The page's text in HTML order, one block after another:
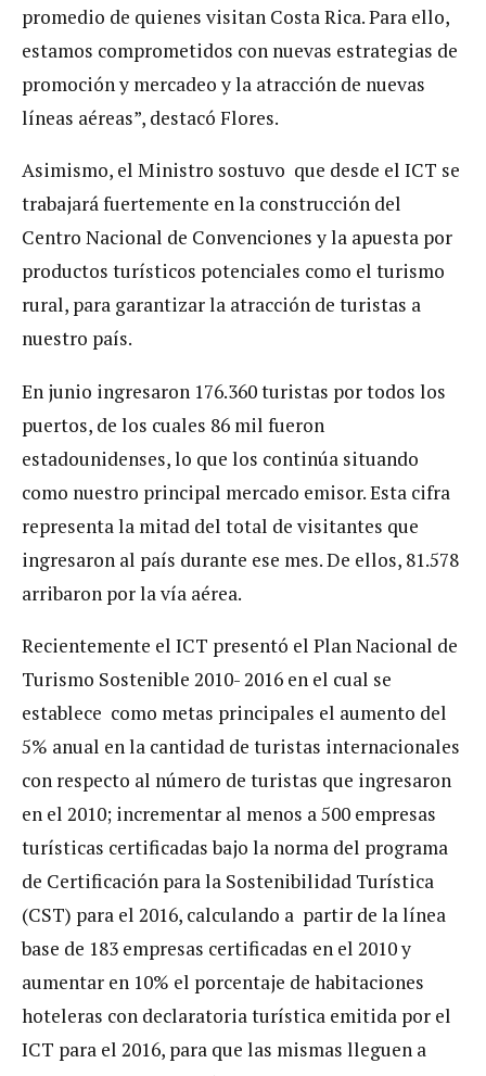
promedio de quienes visitan Costa Rica. Para ello,
estamos comprometidos con nuevas estrategias de
promoción y mercadeo y la atracción de nuevas
líneas aéreas”, destacó Flores.
Asimismo, el Ministro sostuvo que desde el ICT se
trabajará fuertemente en la construcción del
Centro Nacional de Convenciones y la apuesta por
productos turísticos potenciales como el turismo
rural, para garantizar la atracción de turistas a
nuestro país.
En junio ingresaron 176.360 turistas por todos los
puertos, de los cuales 86 mil fueron
estadounidenses, lo que los continúa situando
como nuestro principal mercado emisor. Esta cifra
representa la mitad del total de visitantes que
ingresaron al país durante ese mes. De ellos, 81.578
arribaron por la vía aérea.
Recientemente el ICT presentó el Plan Nacional de
Turismo Sostenible 2010- 2016 en el cual se
establece como metas principales el aumento del
5% anual en la cantidad de turistas internacionales
con respecto al número de turistas que ingresaron
en el 2010; incrementar al menos a 500 empresas
turísticas certificadas bajo la norma del programa
de Certificación para la Sostenibilidad Turística
(CST) para el 2016, calculando a partir de la línea
base de 183 empresas certificadas en el 2010 y
aumentar en 10% el porcentaje de habitaciones
hoteleras con declaratoria turística emitida por el
ICT para el 2016, para que las mismas lleguen a